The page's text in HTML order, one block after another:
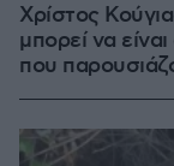
Χρίστος
μπορεί να
που